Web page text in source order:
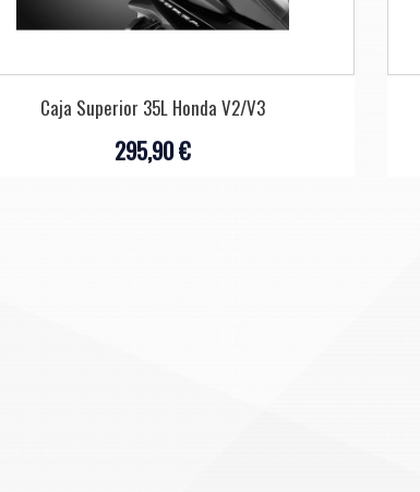
Caja Superior 35L Honda V2/V3
295,90 €